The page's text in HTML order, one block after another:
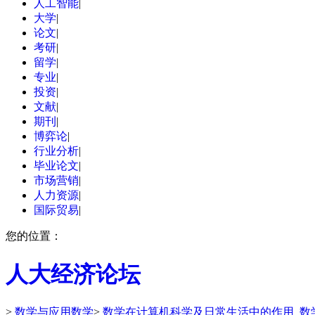
人工智能|
大学|
论文|
考研|
留学|
专业|
投资|
文献|
期刊 |
博弈论|
行业分析|
毕业论文|
市场营销|
人力资源|
国际贸易|
您的位置：
人大经济论坛
> 数学与应用数学> 数学在计算机科学及日常生活中的作用_